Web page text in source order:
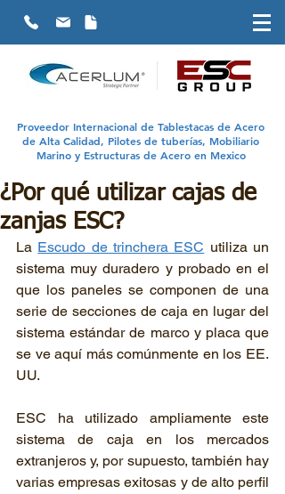
Proveedor Internacional de Tablestacas de Acero
de Alta Calidad, Pilotes de tuberías, Mobiliario
Marino y Estructuras de Acero en Mexico
¿Por qué utilizar cajas de
zanjas ESC?
La Escudo de trinchera ESC utiliza un
sistema muy duradero y probado en el
que los paneles se componen de una
serie de secciones de caja en lugar del
sistema estándar de marco y placa que
se ve aquí más comúnmente en los EE.
UU.
ESC ha utilizado ampliamente este
sistema de caja en los mercados
extranjeros y, por supuesto, también hay
varias empresas exitosas y de alto perfil